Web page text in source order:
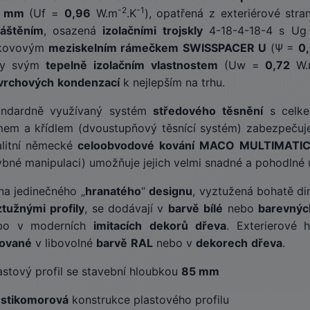
mm (Uf = 0,96 W.m-2.K-1 ), opatřená z exteriérové
, osazená izolačními trojskly 4-18-4-18-4 s
meziskelním rámečkem SWISSPACER U (Ψ =
svým tepelně izolačním vlastnostem (Uw = 0,72
kondenzacík nejlepším na trhu.
využívaný systém středového těsněnís
a křídlem (dvoustupňový těsnící systém)
německé celoobvodové kování MACO MULTIMATIC
manipulaci) umožňuje jejich velmi snadné a pohodlné
jedinečného „hranatého“designu, vyztužená bohatě
profily, se dodávají v barvě bílé nebo
v moderních imitacích dekorů dřeva. Exterierové
v libovolné barvě RAL nebo v dekorech dřeva.
profil se stavební hloubkou 85 mm
konstrukce plastového profilu